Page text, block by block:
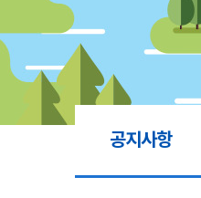
공지사항